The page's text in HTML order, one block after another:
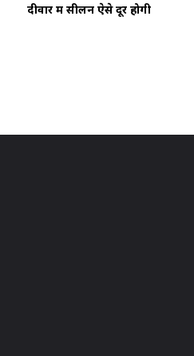
दीवार में सीलन ऐसे दूर होगी